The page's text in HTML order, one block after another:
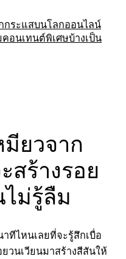
กระแสบนโลกออนไลน์
อนเทนต์พิเศษบ้างเป็น
ยวจาก
ร้างรอย
ม่รู้ลืม
ทีไหนเลยที่จะรู้สึกเบื่อ
วนเวียนมาสร้างสีสันให้